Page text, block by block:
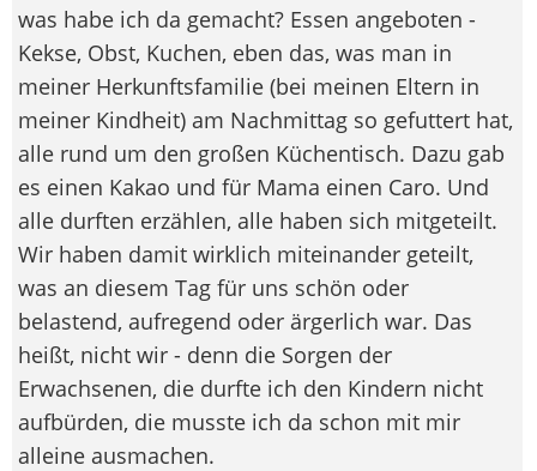
was habe ich da gemacht? Essen angeboten -
Kekse, Obst, Kuchen, eben das, was man in
meiner Herkunftsfamilie (bei meinen Eltern in
meiner Kindheit) am Nachmittag so gefuttert hat,
alle rund um den großen Küchentisch. Dazu gab
es einen Kakao und für Mama einen Caro. Und
alle durften erzählen, alle haben sich mitgeteilt.
Wir haben damit wirklich miteinander geteilt,
was an diesem Tag für uns schön oder
belastend, aufregend oder ärgerlich war. Das
heißt, nicht wir - denn die Sorgen der
Erwachsenen, die durfte ich den Kindern nicht
aufbürden, die musste ich da schon mit mir
alleine ausmachen.